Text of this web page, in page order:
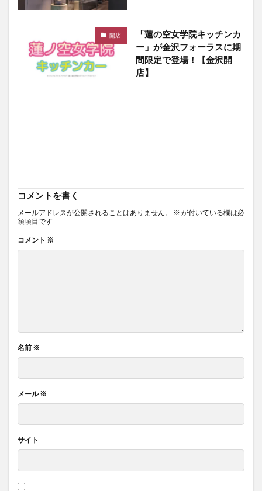
開店
「蓮の空女学院キッチンカ
ー」が金沢フォーラスに期
間限定で登場！【金沢開
店】
コメントを書く
メールアドレスが公開されることはありません。 ※ が付いている欄は必
須項目です
コメント ※
名前 ※
メール※
サイト